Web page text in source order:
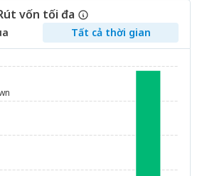
vốn tối đa
Tất cả thời gian